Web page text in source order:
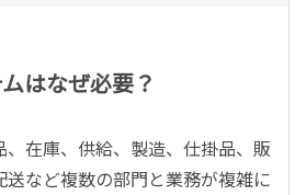
はなぜ必要？
在庫、供給、製造、仕掛品、販
など複数の部門と業務が複雑に